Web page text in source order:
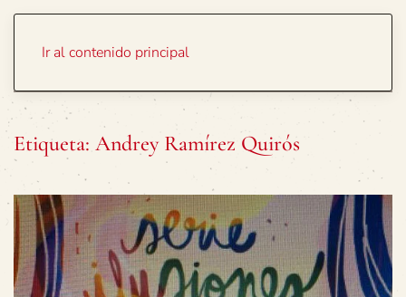
Ir al contenido principal
Etiqueta: Andrey Ramírez Quirós